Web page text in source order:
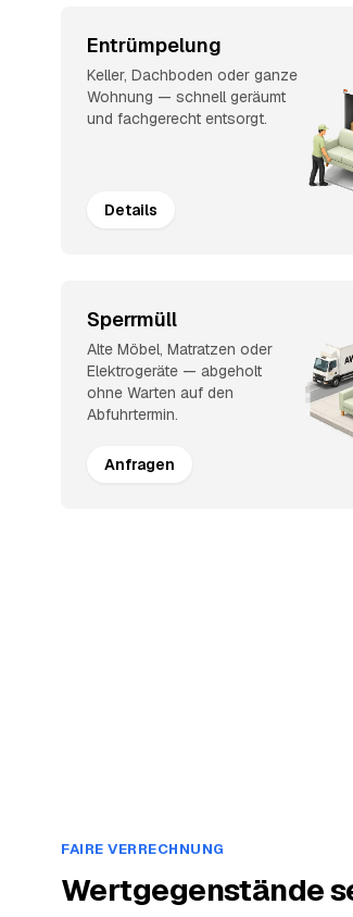
Entrümpelung
Keller, Dachboden oder ganze
Wohnung — schnell geräumt
und fachgerecht entsorgt.
Details
Sperrmüll
Alte Möbel, Matratzen oder
Elektrogeräte — abgeholt
ohne Warten auf den
Abfuhrtermin.
Anfragen
FAIRE VERRECHNUNG
Wertgegenstände